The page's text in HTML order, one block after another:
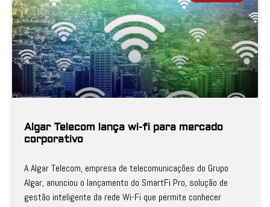
Algar Telecom lança wi-fi para mercado
corporativo
A Algar Telecom, empresa de telecomunicações do Grupo
Algar, anunciou o lançamento do SmartFi Pro, solução de
gestão inteligente da rede Wi-Fi que permite conhecer